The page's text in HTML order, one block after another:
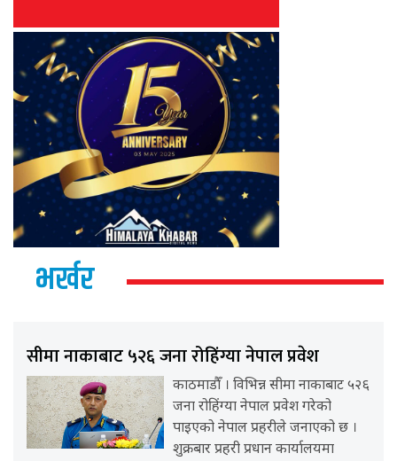
भर्खर
सीमा नाकाबाट ५२६ जना रोहिंग्या नेपाल प्रवेश
काठमाडौँ । विभिन्न सीमा नाकाबाट ५२६
जना रोहिंग्या नेपाल प्रवेश गरेको
पाइएको नेपाल प्रहरीले जनाएको छ ।
शुक्रबार प्रहरी प्रधान कार्यालयमा